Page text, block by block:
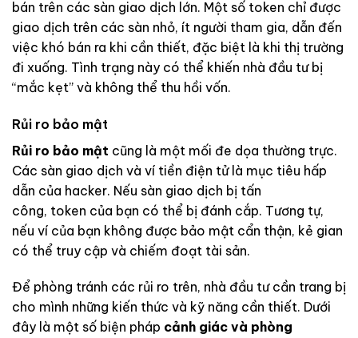
bán trên các sàn giao dịch lớn. Một số token chỉ được
giao dịch trên các sàn nhỏ, ít người tham gia, dẫn đến
việc khó bán ra khi cần thiết, đặc biệt là khi thị trường
đi xuống. Tình trạng này có thể khiến nhà đầu tư bị
“mắc kẹt” và không thể thu hồi vốn.
Rủi ro bảo mật
Rủi ro bảo mật cũng là một mối đe dọa thường trực.
Các sàn giao dịch và ví tiền điện tử là mục tiêu hấp
dẫn của hacker. Nếu sàn giao dịch bị tấn
công, token của bạn có thể bị đánh cắp. Tương tự,
nếu ví của bạn không được bảo mật cẩn thận, kẻ gian
có thể truy cập và chiếm đoạt tài sản.
Để phòng tránh các rủi ro trên, nhà đầu tư cần trang bị
cho mình những kiến thức và kỹ năng cần thiết. Dưới
đây là một số biện pháp cảnh giác và phòng